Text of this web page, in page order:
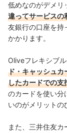
低めなのがデメリ
違ってサービスの
友銀行の口座を持
かかります。
Oliveフレキシブ
ド・キャッシュカ
したカードでの支
のカードを使い分
いのがメリットの
また、三井住友